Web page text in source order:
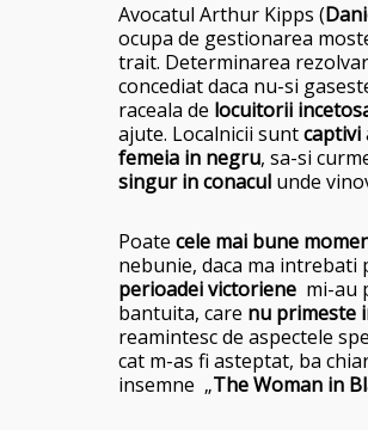
Avocatul Arthur Kipps (
ocupa de gestionarea
trait. Determinarea
concediat daca nu-si
raceala de locuitorii
ajute. Localnicii suntcaptivi
femeia in negru, sa-si
singur in conacul unde
Poate cele mai bune
nebunie, daca ma intrebati
perioadei victoriene mi-au
bantuita, care nu primeste
reamintesc de aspectele
cat m-as fi asteptat, ba
insemne „The Woman in